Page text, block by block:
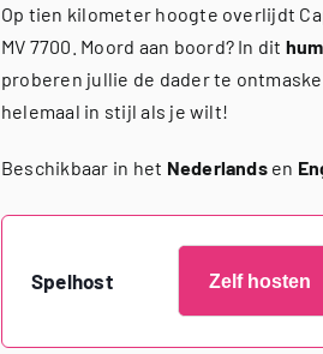
Op tien kilometer hoogte overlijdt
MV 7700. Moord aan boord? In dit
proberen jullie de dader te
helemaal in stijl als je wilt!
Beschikbaar in het Nederlandsen
Spelhost Zelf hosten